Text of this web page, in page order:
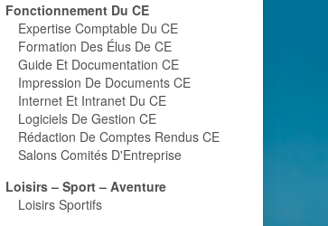
Fonctionnement Du CE
Expertise Comptable Du CE
Formation Des Élus De CE
Guide Et Documentation CE
Impression De Documents CE
Internet Et Intranet Du CE
Logiciels De Gestion CE
Rédaction De Comptes Rendus CE
Salons Comités D'Entreprise
Loisirs – Sport – Aventure
Loisirs Sportifs